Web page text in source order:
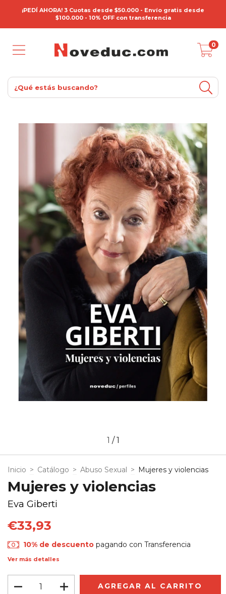
¡PEDÍ AHORA! 3 Cuotas desde $50.000 - Envío gratis desde
$100.000 - 10% OFF con transferencia
0
1 /1
Inicio > Catálogo > Abuso Sexual > Mujeres y violencias
Mujeres y violencias
Eva Giberti
€33,93
10% de descuento pagando con Transferencia
Ver más detalles